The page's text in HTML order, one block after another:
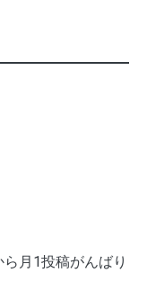
月1投稿がんばり